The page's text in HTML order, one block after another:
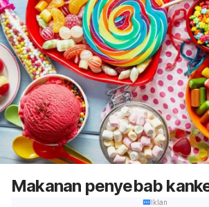
Makanan penyebab
Iklan